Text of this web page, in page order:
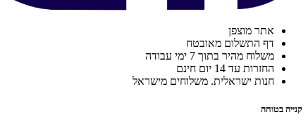
אתר מוצפן
דף התשלום מאובטח
משלוח מהיר בתוך 7 ימי עבודה
החזרות עד 14 יום חינם
חנות ישראלית. משלוחים מישראל
קנייה בטוחה